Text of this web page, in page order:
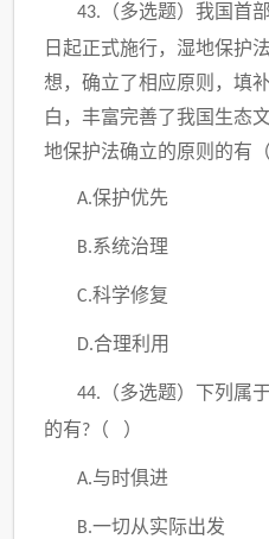
43. （多选题）我国首
日起正式施行，湿地保护
想，确立了相应原则，填
白，丰富完善了我国生态
地保护法确立的原则的有
A.保护优先
B.系统治理
C.科学修复
D.合理利用
44. （多选题） 下列属
的有? （ ）
A.与时俱进
B.一切从实际出发